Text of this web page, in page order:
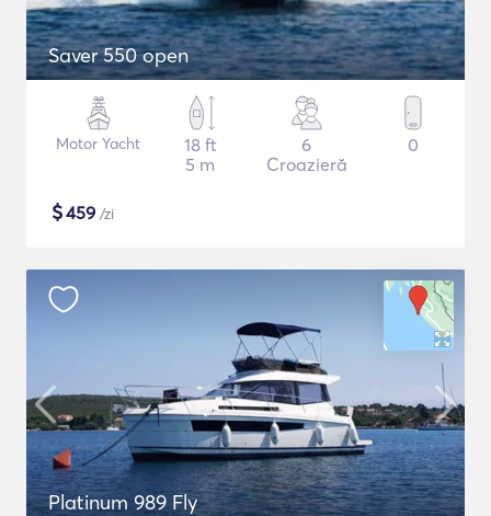
Saver 550 open
Motor Yacht
18 ft
5 m
6
Croazieră
0
$459 /zi
Platinum 989 Fly